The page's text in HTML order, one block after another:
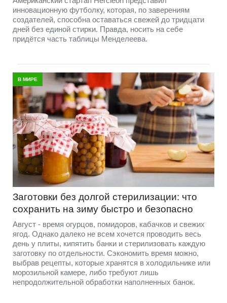
инновационную футболку, которая, по заверениям
создателей, способна оставаться свежей до тридцати
дней без единой стирки. Правда, носить на себе
придётся часть таблицы Менделеева.
В МИРЕ
Заготовки без долгой стерилизации: что
сохранить на зиму быстро и безопасно
Август - время огурцов, помидоров, кабачков и свежих
ягод. Однако далеко не всем хочется проводить весь
день у плиты, кипятить банки и стерилизовать каждую
заготовку по отдельности. Сэкономить время можно,
выбрав рецепты, которые хранятся в холодильнике или
морозильной камере, либо требуют лишь
непродолжительной обработки наполненных банок.